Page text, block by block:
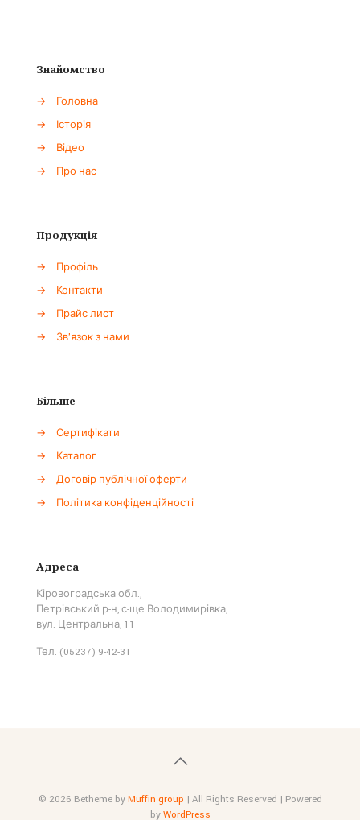
Знайомство
→
Головна
→
Історія
→
Відео
→
Про нас
Продукція
→
Профіль
→
Контакти
→
Прайс лист
→
Зв'язок з нами
Більше
→
Сертифікати
→
Каталог
→
Договір публічної оферти
→
Політика конфіденційності
Адреса
Кіровоградська обл.,
Петрівський р-н, с-ще Володимирівка,
вул. Центральна, 11
Тел. (05237) 9-42-31
© 2026 Betheme byMuffin group | All Rights Reserved | Powered
byWordPress